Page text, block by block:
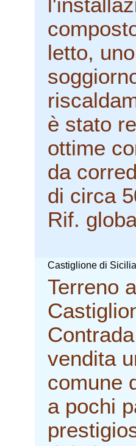
letto,
è stato
ottime
da
di circa
Rif.
Castiglione di
Terreno
vendita
comune
a pochi